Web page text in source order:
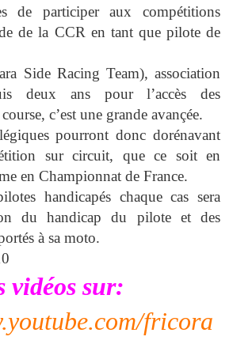
de participer aux compétitions
de la CCR en tant que pilote de
Side Racing Team), association
deux ans pour l’accès des
c’est une grande avançée.
pourront donc dorénavant
sur circuit, que ce soit en
en Championnat de France.
handicapés chaque cas sera
du handicap du pilote et des
à sa moto.
vidéos sur:
fricora